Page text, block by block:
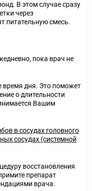
В этом случае сразу
через
питательную смесь.
пока врач не
время дня. Это поможет
о длительности
Вашим
в сосудах головного
сосудах (системной
восстановления
препарат
врача.